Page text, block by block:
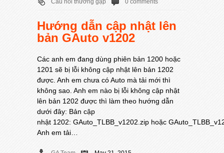
Câu hỏi thường gặp
0 comments
Hướng dẫn cập nhật lên
bản GAuto v1202
Các anh em đang dùng phiên bản 1200 hoặc
1201 sẽ bị lỗi không cập nhật lên bản 1202
được. Anh em chưa có Auto mà tải mới thì
không sao. Anh em nào bị lỗi không cập nhật
lên bản 1202 được thì làm theo hướng dẫn
dưới đây: Bản cập
nhật 1202: GAuto_TLBB_v1202.zip hoặc
Anh em tải…